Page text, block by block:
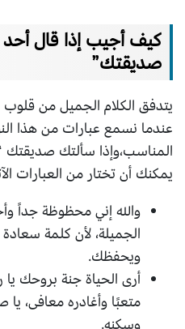
كيف أجيب إذا قال
صديقتك”
يتدفق الكلام الجميل من قلوب
عندما نسمع عبارات من هذا
المناسب،وإذا سألتك
يمكنك أن تختار من العبارات
والله إني محظوظة جداً
الجميلة، لأن كلمة
ويحفظك.
أرى الحياة جنة بروحك يا
متعبًا وأغادره معافى،
وسكنه.